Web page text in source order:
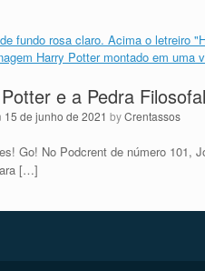
e a Pedra
15 de junho de 2021 byCrentassos
Go! No Podcrent de número 101,
[…]